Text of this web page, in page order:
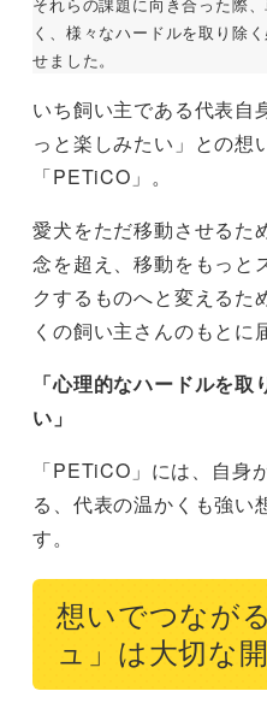
それらの課題に向き合った際
く、様々なハードルを取り除
せました。
いち飼い主である代表自
っと楽しみたい」との想
「PETiCO」。
愛犬をただ移動させるた
念を超え、移動をもっと
クするものへと変えるた
くの飼い主さんのもとに
「心理的なハードルを
い」
「PETiCO」には、自身
る、代表の温かくも強い
す。
想いでつなが
ュ」は大切な